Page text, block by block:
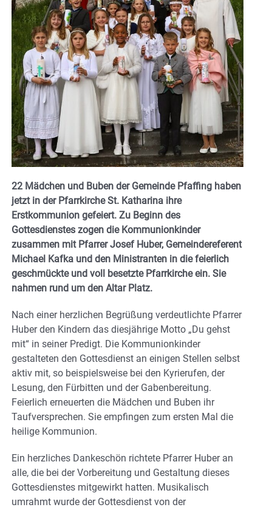
22 Mädchen und Buben der Gemeinde Pfaffing haben
jetzt in der Pfarrkirche St. Katharina ihre
Erstkommunion gefeiert. Zu Beginn des
Gottesdienstes zogen die Kommunionkinder
zusammen mit Pfarrer Josef Huber, Gemeindereferent
Michael Kafka und den Ministranten in die feierlich
geschmückte und voll besetzte Pfarrkirche ein. Sie
nahmen rund um den Altar Platz.
Nach einer herzlichen Begrüßung verdeutlichte Pfarrer
Huber den Kindern das diesjährige Motto „Du gehst
mit“ in seiner Predigt. Die Kommunionkinder
gestalteten den Gottesdienst an einigen Stellen selbst
aktiv mit, so beispielsweise bei den Kyrierufen, der
Lesung, den Fürbitten und der Gabenbereitung.
Feierlich erneuerten die Mädchen und Buben ihr
Taufversprechen. Sie empfingen zum ersten Mal die
heilige Kommunion.
Ein herzliches Dankeschön richtete Pfarrer Huber an
alle, die bei der Vorbereitung und Gestaltung dieses
Gottesdienstes mitgewirkt hatten. Musikalisch
umrahmt wurde der Gottesdienst von der